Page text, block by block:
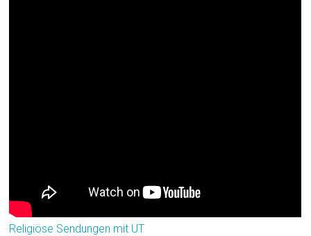
Religiöse Sendungen mit UT